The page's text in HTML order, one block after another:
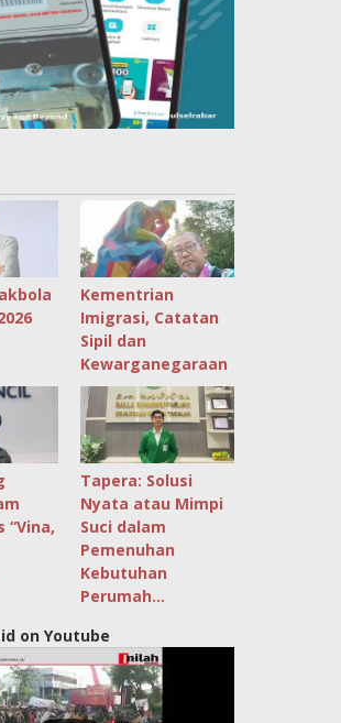
Kementrian
Imigrasi, Catatan
Sipil dan
Kewarganegaraan
“Vina,
Tapera: Solusi
Nyata atau Mimpi
Suci dalam
Pemenuhan
Kebutuhan
Perumah…
on Youtube